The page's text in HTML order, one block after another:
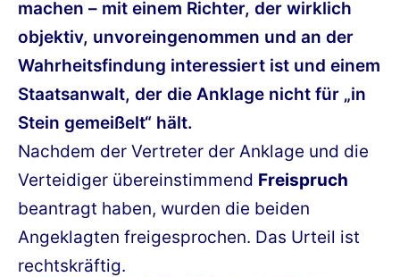
machen – mit einem Richter, der wirklich
objektiv, unvoreingenommen und an der
Wahrheitsfindung interessiert ist und einem
Staatsanwalt, der die Anklage nicht für „in
Stein gemeißelt“ hält.
Nachdem der Vertreter der Anklage und die
Verteidiger übereinstimmend Freispruch
beantragt haben, wurden die beiden
Angeklagten freigesprochen. Das Urteil ist
rechtskräftig.